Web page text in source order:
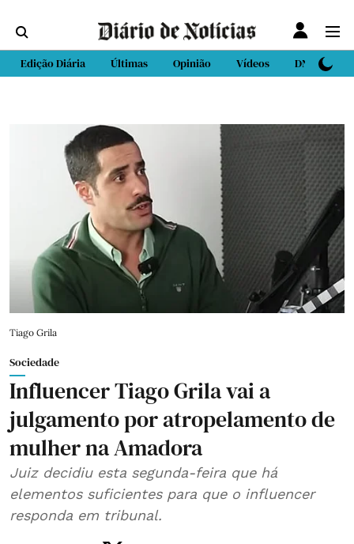
Edição Diária Últimas Opinião Vídeos DN Sport
Tiago Grila
Sociedade
Influencer Tiago Grila vai a
julgamento por atropelamento de
mulher na Amadora
Juiz decidiu esta segunda-feira que há
elementos suficientes para que o influencer
responda em tribunal.